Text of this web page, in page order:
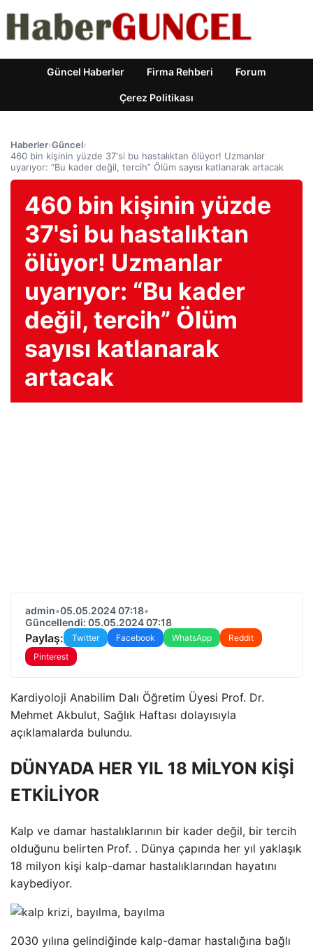
Güncel Haberler Firma Rehberi Forum
Çerez Politikası
Haberler›Güncel›
460 bin kişinin yüzde 37'si bu hastalıktan ölüyor! Uzmanlar
uyarıyor: “Bu kader değil, tercih” Ölüm sayısı katlanarak artacak
460 bin kişinin yüzde
37'si bu hastalıktan
ölüyor! Uzmanlar
uyarıyor: “Bu kader
değil, tercih” Ölüm
sayısı katlanarak
artacak
admin•05.05.2024 07:18•
Güncellendi: 05.05.2024 07:18
Paylaş: Twitter Facebook WhatsApp
Reddit
Pinterest
Kardiyoloji Anabilim Dalı Öğretim Üyesi Prof. Dr.
Mehmet Akbulut, Sağlık Haftası dolayısıyla
açıklamalarda bulundu.
DÜNYADA HER YIL 18 MİLYON KİŞİ
ETKİLİYOR
Kalp ve damar hastalıklarının bir kader değil, bir tercih
olduğunu belirten Prof. . Dünya çapında her yıl yaklaşık
18 milyon kişi kalp-damar hastalıklarından hayatını
kaybediyor.
2030 yılına gelindiğinde kalp-damar hastalığına bağlı